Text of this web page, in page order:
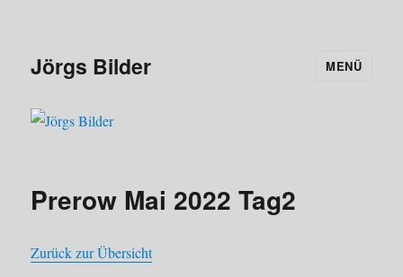
Jörgs Bilder MENÜ
Prerow Mai 2022 Tag2
Zurück zur Übersicht